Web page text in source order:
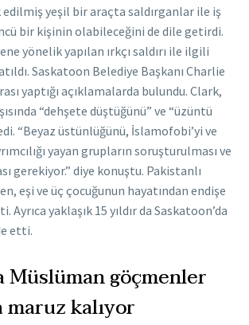
edilmiş yeşil bir araçta saldırganlar ile iş
bir kişinin olabileceğini de dile getirdi.
yönelik yapılan ırkçı saldırı ile ilgili
Saskatoon Belediye Başkanı Charlie
yaptığı açıklamalarda bulundu. Clark,
“dehşete düştüğünü” ve “üzüntü
“Beyaz üstünlüğünü, İslamofobi’yi ve
yayan grupların soruşturulması ve
gerekiyor.” diye konuştu. Pakistanlı
eşi ve üç çocuğunun hayatından endişe
yaklaşık 15 yıldır da Saskatoon’da
etti.
Müslüman göçmenler
maruz kalıyor